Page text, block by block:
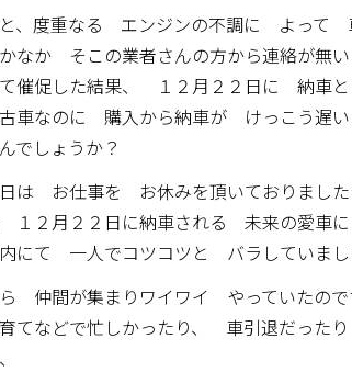
と、度重なる エンジンの不調に よっ
かなか そこの業者さんの方から連絡が無
催促した結果、 １２月２２日に 納車
車なのに 購入から納車が けっこう遅い
でしょうか？
は お仕事を お休みを頂いておりました
１２月２２日に納車される 未来の愛車
にて 一人でコツコツと バラしていまし
仲間が集まりワイワイ やっていたの
てなどで忙しかったり、 車引退だった